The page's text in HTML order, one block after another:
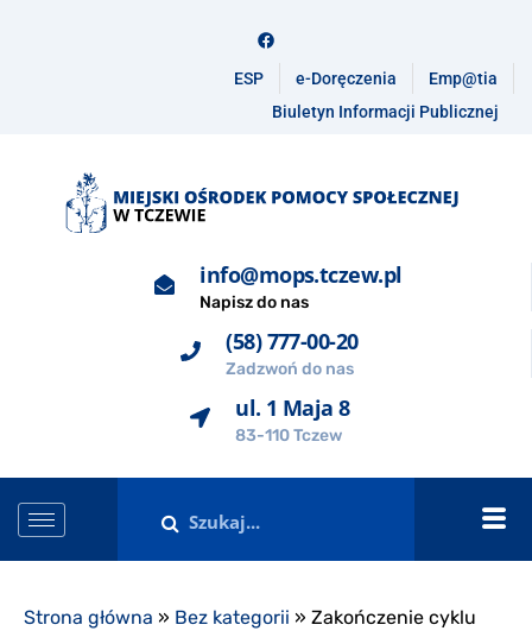
ESP e-Doręczenia
Emp@tia
Biuletyn Informacji Publicznej
info@mops.tczew.pl
Napisz do nas
(58) 777-00-20
Zadzwoń do nas
ul. 1 Maja 8
83-110 Tczew
Strona główna » Bez kategorii » Zakończenie cyklu